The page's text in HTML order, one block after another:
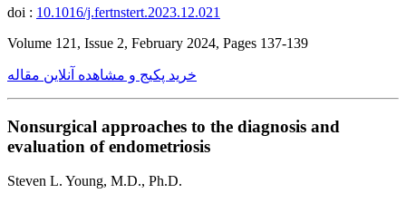
doi : 10.1016/j.fertnstert.2023.12.021
Volume 121, Issue 2, February 2024, Pages 137-139
خرید پکیج و مشاهده آنلاین مقاله
Nonsurgical approaches to the diagnosis and
evaluation of endometriosis
Steven L. Young, M.D., Ph.D.